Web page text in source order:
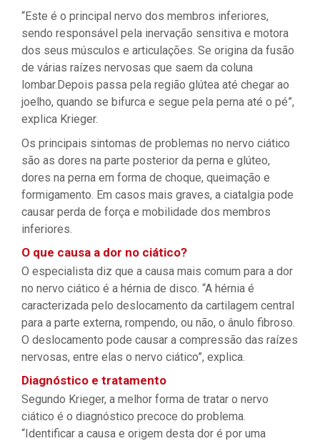
“Este é o principal nervo dos membros inferiores,
sendo responsável pela inervação sensitiva e motora
dos seus músculos e articulações. Se origina da fusão
de várias raízes nervosas que saem da coluna
lombar.Depois passa pela região glútea até chegar ao
joelho, quando se bifurca e segue pela perna até o pé”,
explica Krieger.
Os principais sintomas de problemas no nervo ciático
são as dores na parte posterior da perna e glúteo,
dores na perna em forma de choque, queimação e
formigamento. Em casos mais graves, a ciatalgia pode
causar perda de força e mobilidade dos membros
inferiores.
O que causa a dor no ciático?
O especialista diz que a causa mais comum para a dor
no nervo ciático é a hérnia de disco. “A hérnia é
caracterizada pelo deslocamento da cartilagem central
para a parte externa, rompendo, ou não, o ânulo fibroso.
O deslocamento pode causar a compressão das raízes
nervosas, entre elas o nervo ciático”, explica.
Diagnóstico e tratamento
Segundo Krieger, a melhor forma de tratar o nervo
ciático é o diagnóstico precoce do problema.
“Identificar a causa e origem desta dor é por uma